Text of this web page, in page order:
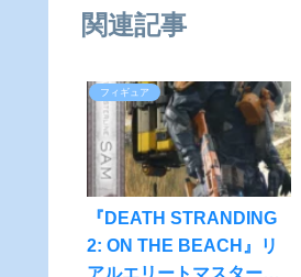
関連記事
フィギュア
『DEATH STRANDING
2: ON THE BEACH』リ
アルエリートマスターラ